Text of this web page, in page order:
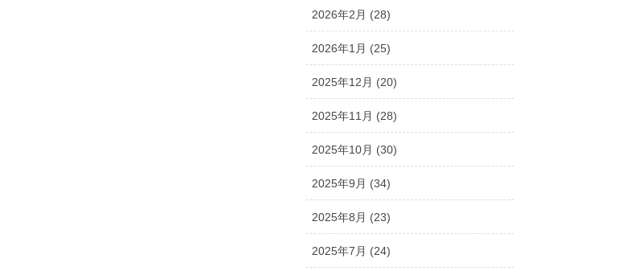
2026年2月 (28)
2026年1月 (25)
2025年12月 (20)
2025年11月 (28)
2025年10月 (30)
2025年9月 (34)
2025年8月 (23)
2025年7月 (24)